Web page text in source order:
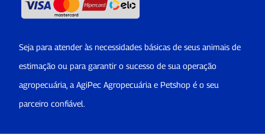
Seja para atender às necessidades básicas de seus animais de
estimação ou para garantir o sucesso de sua operação
agropecuária, a AgiPec Agropecuária e Petshop é o seu
parceiro confiável.